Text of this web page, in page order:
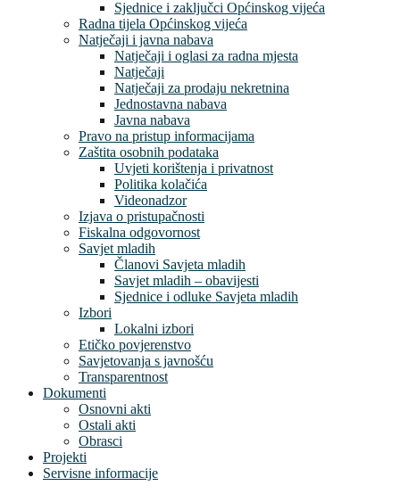
Sjednice i zaključci Općinskog vijeća
Radna tijela Općinskog vijeća
Natječaji i javna nabava
Natječaji i oglasi za radna mjesta
Natječaji
Natječaji za prodaju nekretnina
Jednostavna nabava
Javna nabava
Pravo na pristup informacijama
Zaštita osobnih podataka
Uvjeti korištenja i privatnost
Politika kolačića
Videonadzor
Izjava o pristupačnosti
Fiskalna odgovornost
Savjet mladih
Članovi Savjeta mladih
Savjet mladih – obavijesti
Sjednice i odluke Savjeta mladih
Izbori
Lokalni izbori
Etičko povjerenstvo
Savjetovanja s javnošću
Transparentnost
Dokumenti
Osnovni akti
Ostali akti
Obrasci
Projekti
Servisne informacije